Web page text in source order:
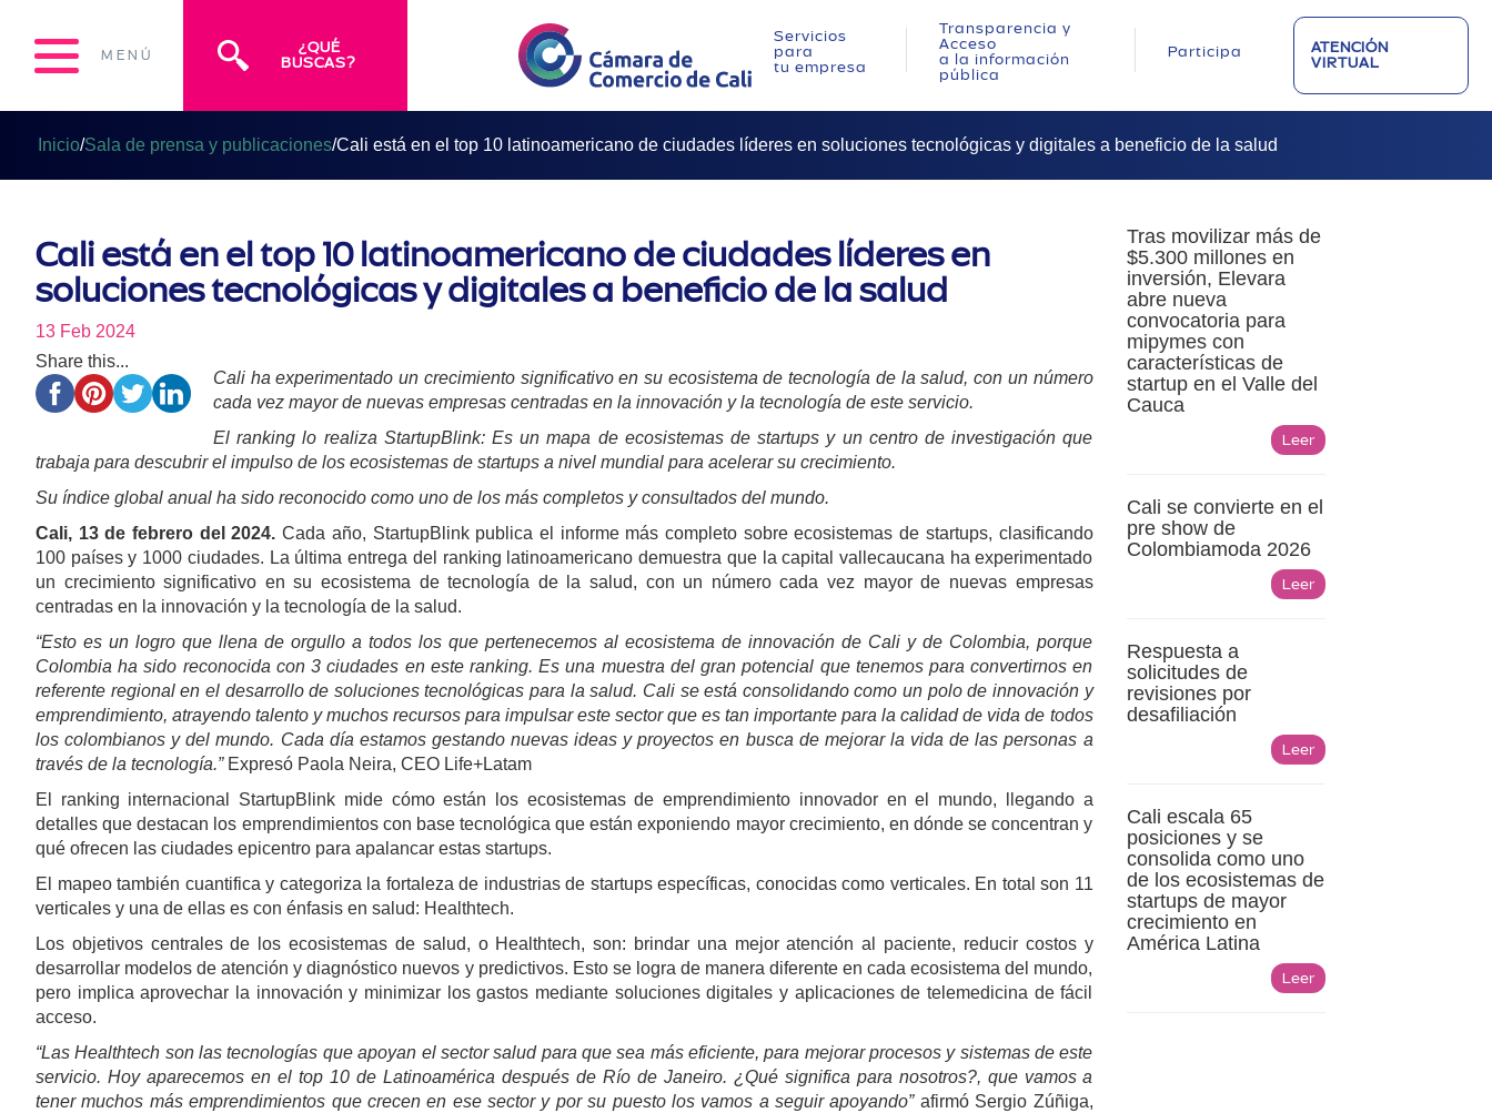
MENÚ
¿QUÉ
BUSCAS?
Servicios
para
tu empresa
Transparencia y
Acceso
a la información
pública
Participa
ATENCIÓN
VIRTUAL
Inicio/Sala de prensa y publicaciones/Cali está en el top 10 latinoamericano de ciudades líderes en soluciones tecnológicas y digitales a beneficio de la salud
Cali está en el top 10 latinoamericano de ciudades líderes en
soluciones tecnológicas y digitales a beneficio de la salud
13 Feb 2024
Share this...
Cali ha experimentado un crecimiento significativo en su ecosistema de tecnología de la salud, con un número
cada vez mayor de nuevas empresas centradas en la innovación y la tecnología de este servicio.
El ranking lo realiza StartupBlink: Es un mapa de ecosistemas de startups y un centro de investigación que
trabaja para descubrir el impulso de los ecosistemas de startups a nivel mundial para acelerar su crecimiento.
Su índice global anual ha sido reconocido como uno de los más completos y consultados del mundo.
Cali, 13 de febrero del 2024. Cada año, StartupBlink publica el informe más completo sobre ecosistemas de startups, clasificando
100 países y 1000 ciudades. La última entrega del ranking latinoamericano demuestra que la capital vallecaucana ha experimentado
un crecimiento significativo en su ecosistema de tecnología de la salud, con un número cada vez mayor de nuevas empresas
centradas en la innovación y la tecnología de la salud.
“Esto es un logro que llena de orgullo a todos los que pertenecemos al ecosistema de innovación de Cali y de Colombia, porque
Colombia ha sido reconocida con 3 ciudades en este ranking. Es una muestra del gran potencial que tenemos para convertirnos en
referente regional en el desarrollo de soluciones tecnológicas para la salud. Cali se está consolidando como un polo de innovación y
emprendimiento, atrayendo talento y muchos recursos para impulsar este sector que es tan importante para la calidad de vida de todos
los colombianos y del mundo. Cada día estamos gestando nuevas ideas y proyectos en busca de mejorar la vida de las personas a
través de la tecnología.”Expresó Paola Neira, CEO Life+Latam
El ranking internacional StartupBlink mide cómo están los ecosistemas de emprendimiento innovador en el mundo, llegando a
detalles que destacan los emprendimientos con base tecnológica que están exponiendo mayor crecimiento, en dónde se concentran y
qué ofrecen las ciudades epicentro para apalancar estas startups.
El mapeo también cuantifica y categoriza la fortaleza de industrias de startups específicas, conocidas como verticales. En total son 11
verticales y una de ellas es con énfasis en salud: Healthtech.
Los objetivos centrales de los ecosistemas de salud, o Healthtech, son: brindar una mejor atención al paciente, reducir costos y
desarrollar modelos de atención y diagnóstico nuevos y predictivos. Esto se logra de manera diferente en cada ecosistema del mundo,
pero implica aprovechar la innovación y minimizar los gastos mediante soluciones digitales y aplicaciones de telemedicina de fácil
acceso.
“Las Healthtech son las tecnologías que apoyan el sector salud para que sea más eficiente, para mejorar procesos y sistemas de este
servicio. Hoy aparecemos en el top 10 de Latinoamérica después de Río de Janeiro. ¿Qué significa para nosotros?, que vamos a
tener muchos más emprendimientos que crecen en ese sector y por su puesto los vamos a seguir apoyando”afirmó Sergio Zúñiga,
Tras movilizar más de
$5.300 millones en
inversión, Elevara
abre nueva
convocatoria para
mipymes con
características de
startup en el Valle del
Cauca
Leer
Cali se convierte en el
pre show de
Colombiamoda 2026
Leer
Respuesta a
solicitudes de
revisiones por
desafiliación
Leer
Cali escala 65
posiciones y se
consolida como uno
de los ecosistemas de
startups de mayor
crecimiento en
América Latina
Leer